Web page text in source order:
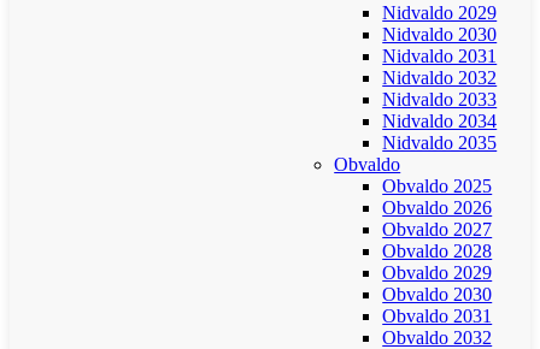
Nidvaldo 2029
Nidvaldo 2030
Nidvaldo 2031
Nidvaldo 2032
Nidvaldo 2033
Nidvaldo 2034
Nidvaldo 2035
Obvaldo
Obvaldo 2025
Obvaldo 2026
Obvaldo 2027
Obvaldo 2028
Obvaldo 2029
Obvaldo 2030
Obvaldo 2031
Obvaldo 2032